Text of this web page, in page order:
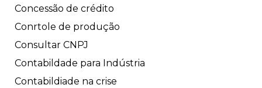
Concessão de crédito
Conrtole de produção
Consultar CNPJ
Contabildade para Indústria
Contabildiade na crise